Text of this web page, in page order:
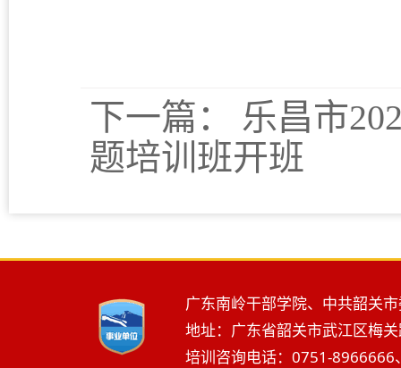
下一篇： 乐昌市
题培训班开班
广东南岭干部学院、中共韶关
地址：广东省韶关市武江区梅
培训咨询电话：0751-